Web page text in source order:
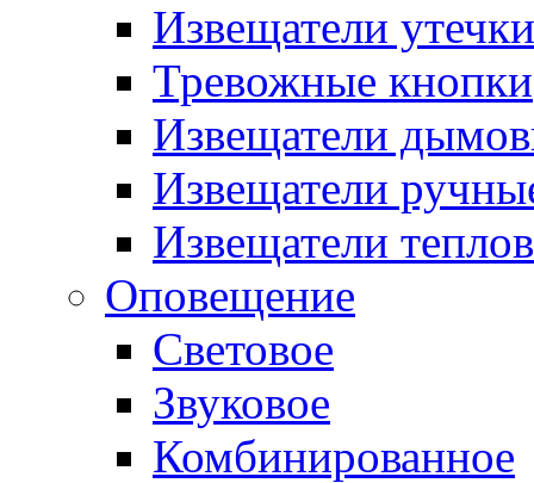
Извещатели утечки
Тревожные кнопки
Извещатели
Извещатели
Извещатели
Оповещение
Световое
Звуковое
Комбинированное